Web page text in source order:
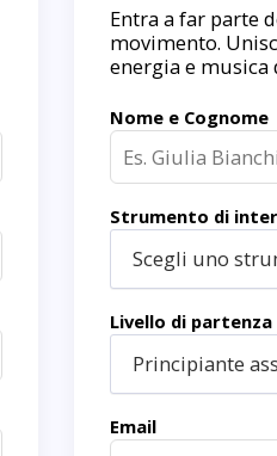
Entra a far parte
movimento.
energia e
Nome e Cognome
Strumento di
Scegli uno
Livello di partenza
Principiante
Email